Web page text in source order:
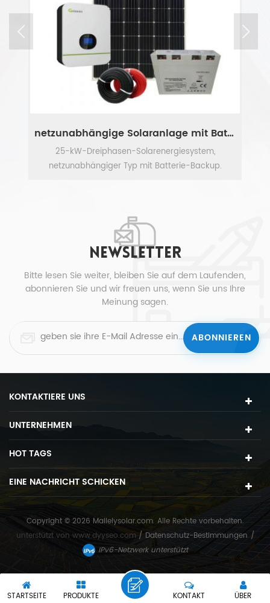
netzunabhängige Solaranlage mit Batterie 25KW
25-kW-Dreiphasen-Solarenergiesystem,
netzunabhängiger Typ mit Batterie-Backup.
NEWSLETTER
Bitte lesen Sie weiter, bleiben Sie auf dem Laufenden,
abonnieren Sie und wir freuen uns, wenn Sie uns Ihre
Meinung sagen.
KONTAKTIERE UNS
UNTERNEHMEN
HOT TAGS
EINE NACHRICHT SCHICKEN
Copyright © 2026 Mailelysolar.com. Alle Rechte vorbehalten.
unterstützt von www.dyyseo.com / Datenschutz-Bestimmungen /
IPv6-Netzwerk unterstützt
STARTSEITE PRODUKTE ÜBER
KONTAKT